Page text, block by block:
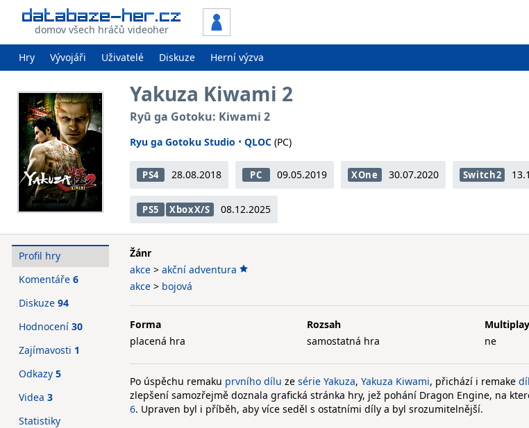
domov všech hráčů videoher
Hry Vývojáři Uživatelé Diskuze Herní výzva
Yakuza Kiwami 2
Ryū ga Gotoku: Kiwami 2
Ryu ga Gotoku Studio • QLOC (PC)
PS4 28.08.2018 PC 09.05.2019 XOne 30.07.2020 Switch2
PS5 XboxX/S 08.12.2025
Žánr
akce > akční adventura
akce > bojová
Forma
placená hra
Rozsah
samostatná hra
ne
Po úspěchu remaku prvního dílu ze série Yakuza, Yakuza Kiwami, přichází i remake
zlepšení samozřejmě doznala grafická stránka hry, jež pohání Dragon Engine, na
6. Upraven byl i příběh, aby více seděl s ostatními díly a byl srozumitelnější.
Profil hry
Komentáře 6
Diskuze 94
Hodnocení 30
Zajímavosti 1
Odkazy 5
Videa 3
Statistiky